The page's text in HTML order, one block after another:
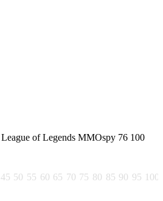
League of Legends MMOspy 76 100
45 50 55 60 65 70 75 80 85 90 95 100